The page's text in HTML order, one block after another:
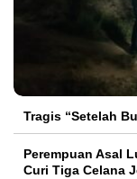
Tragis “Setelah
Perempuan Asal
Curi Tiga Celana